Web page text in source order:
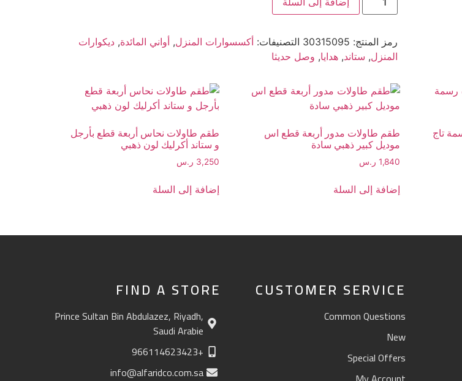
رمز المنتج: 30315095 التصنيفات: أكسسوارات المنزل, أواني المائدة, ديكوارات
المنزل, ستاند, هدايا, وصل حديثا
تاج
طقم طاولات مدور أربعة قطع اس
موديل كبير ذهبي سادة
1,840 ر.س
إضافة إلى السلة
طقم طاولات نحاس أربعة قطع بأرجل
و ستاند أكرليك لون ذهبي
3,250 ر.س
إضافة إلى السلة
CUSTOMER SERVICE
Common Questions
New
Special Offers
FIND A STORE
Prince Sultan Bin Abdulazez, Riyadh,
Saudi Arabie
+966114623423
info@alfaridco.com.sa